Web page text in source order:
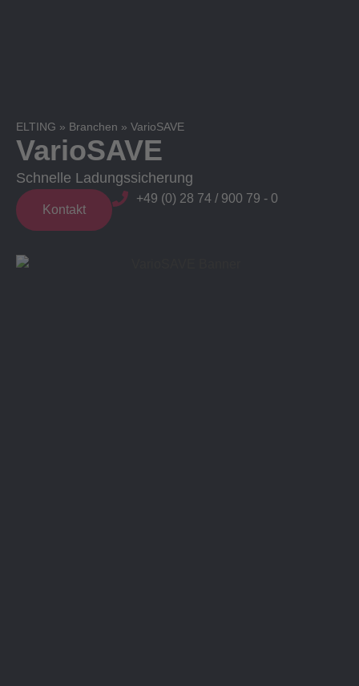
ELTING » Branchen » VarioSAVE
VarioSAVE
Schnelle Ladungssicherung
Kontakt
+49 (0) 28 74 / 900 79 - 0